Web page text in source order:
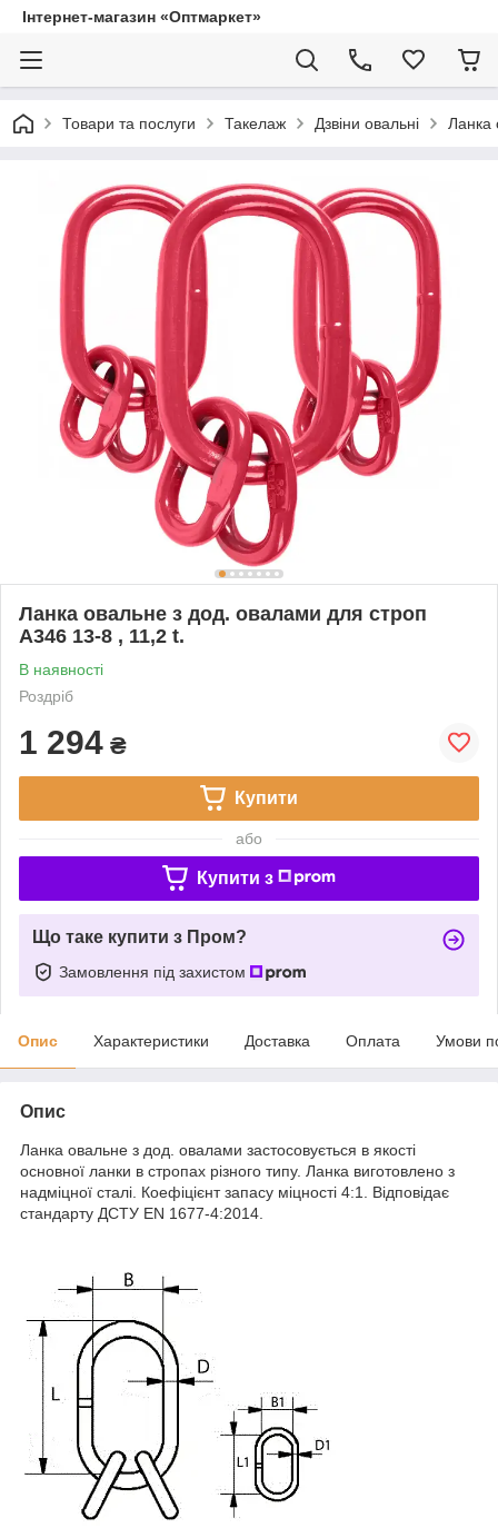
Інтернет-магазин «Оптмаркет»
Товари та послуги Такелаж Дзвіни овальні Ланка
Ланка овальне з дод. овалами для строп
А346 13-8 , 11,2 t.
В наявності
Роздріб
1 294 ₴
Купити
або
Купити з
Що таке купити з Пром?
Замовлення під захистом
Опис Характеристики Доставка Оплата Умови
Опис
Ланка овальне з дод. овалами застосовується в якості
основної ланки в стропах різного типу. Ланка виготовлено з
надміцної сталі. Коефіцієнт запасу міцності 4:1. Відповідає
стандарту ДСТУ EN 1677-4:2014.